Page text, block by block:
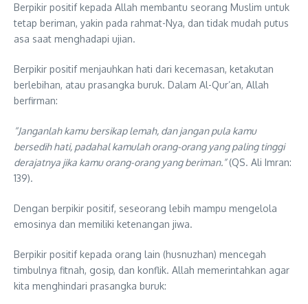
Berpikir positif kepada Allah membantu seorang Muslim untuk
tetap beriman, yakin pada rahmat-Nya, dan tidak mudah putus
asa saat menghadapi ujian.
Berpikir positif menjauhkan hati dari kecemasan, ketakutan
berlebihan, atau prasangka buruk. Dalam Al-Qur’an, Allah
berfirman:
“Janganlah kamu bersikap lemah, dan jangan pula kamu
bersedih hati, padahal kamulah orang-orang yang paling tinggi
derajatnya jika kamu orang-orang yang beriman.”(QS. Ali Imran:
139).
Dengan berpikir positif, seseorang lebih mampu mengelola
emosinya dan memiliki ketenangan jiwa.
Berpikir positif kepada orang lain (husnuzhan) mencegah
timbulnya fitnah, gosip, dan konflik. Allah memerintahkan agar
kita menghindari prasangka buruk: